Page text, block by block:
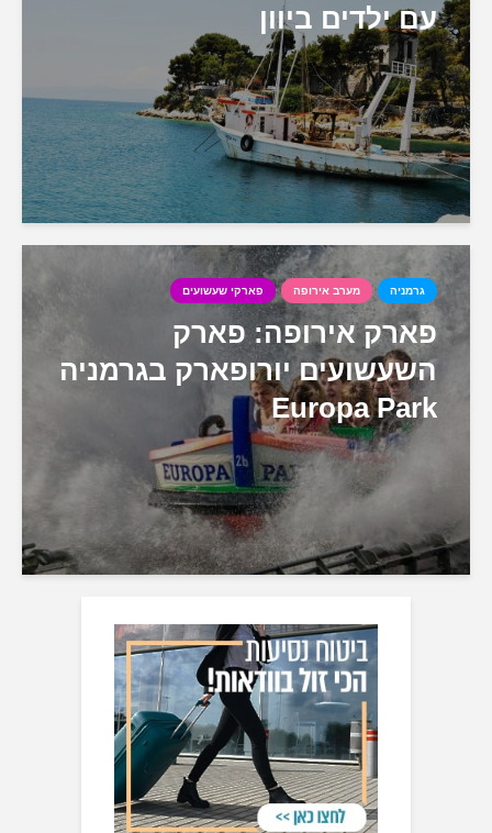
עם ילדים ביוון
גרמניה מערב אירופה פארקי שעשועים
פארק אירופה: פארק
השעשועים יורופארק בגרמניה
Europa Park